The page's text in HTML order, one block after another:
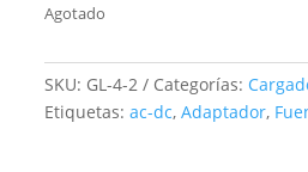
Agotado
SKU: GL-4-2 Categorías:
Etiquetas: ac-dc, Adaptador,